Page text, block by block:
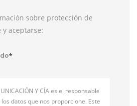
sobre protección de
y aceptarse:
*
Y CÍA es el responsable
datos que nos proporcione. Este